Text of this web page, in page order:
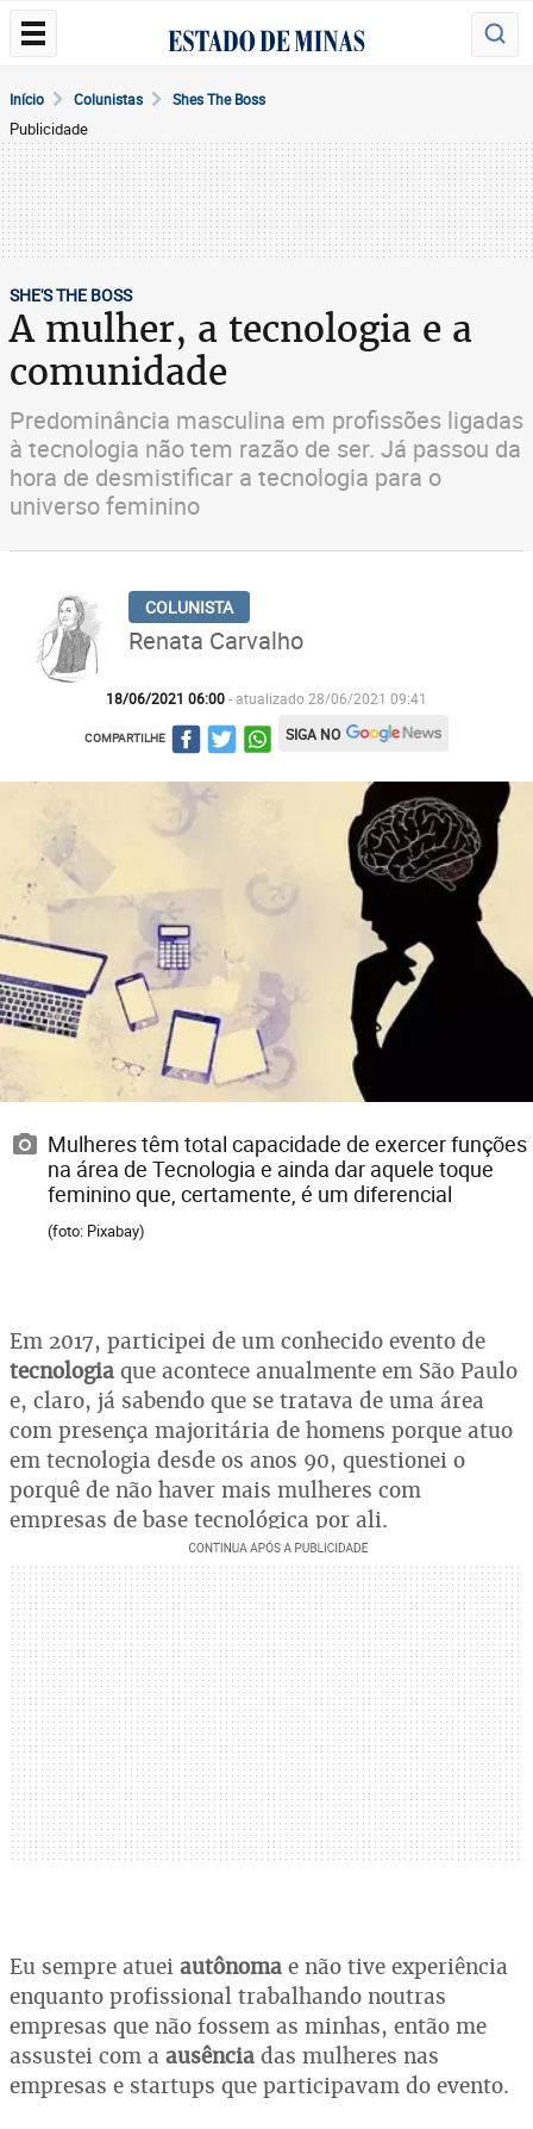
Início Colunistas Shes The Boss
Publicidade
SHE'S THE BOSS
A mulher, a tecnologia e a
comunidade
Predominância masculina em profissões ligadas
à tecnologia não tem razão de ser. Já passou da
hora de desmistificar a tecnologia para o
universo feminino
Renata Carvalho
18/06/2021 06:00- atualizado 28/06/2021 09:41
COMPARTILHE SIGA NO
Mulheres têm total capacidade de exercer funções
na área de Tecnologia e ainda dar aquele toque
feminino que, certamente, é um diferencial
(foto: Pixabay)
Em 2017, participei de um conhecido evento de
tecnologia que acontece anualmente em São Paulo
e, claro, já sabendo que se tratava de uma área
com presença majoritária de homens porque atuo
em tecnologia desde os anos 90, questionei o
porquê de não haver mais mulheres com
empresas de base tecnológica por ali.
Eu sempre atuei autônoma e não tive experiência
enquanto profissional trabalhando noutras
empresas que não fossem as minhas, então me
assustei com a ausência das mulheres nas
empresas e startups que participavam do evento.